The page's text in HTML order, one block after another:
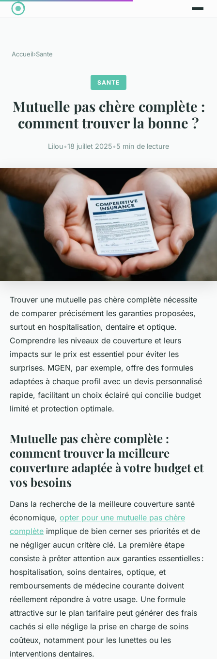
Accueil›Sante
SANTE
Mutuelle pas chère complète :
comment trouver la bonne ?
Lilou•18 juillet 2025•5 min de lecture
Trouver une mutuelle pas chère complète nécessite
de comparer précisément les garanties proposées,
surtout en hospitalisation, dentaire et optique.
Comprendre les niveaux de couverture et leurs
impacts sur le prix est essentiel pour éviter les
surprises. MGEN, par exemple, offre des formules
adaptées à chaque profil avec un devis personnalisé
rapide, facilitant un choix éclairé qui concilie budget
limité et protection optimale.
Mutuelle pas chère complète :
comment trouver la meilleure
couverture adaptée à votre budget et
vos besoins
Dans la recherche de la meilleure couverture santé
économique, opter pour une mutuelle pas chère
complète implique de bien cerner ses priorités et de
ne négliger aucun critère clé. La première étape
consiste à prêter attention aux garanties essentielles :
hospitalisation, soins dentaires, optique, et
remboursements de médecine courante doivent
réellement répondre à votre usage. Une formule
attractive sur le plan tarifaire peut générer des frais
cachés si elle néglige la prise en charge de soins
coûteux, notamment pour les lunettes ou les
interventions dentaires.